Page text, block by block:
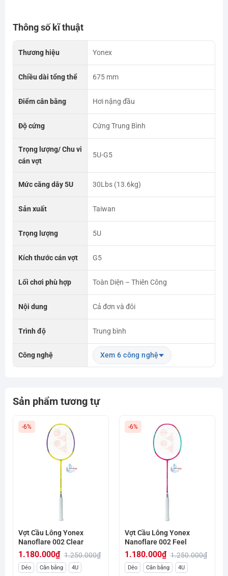
Thông số kĩ thuật
Thương hiệu Yonex
Chiều dài tổng thể 675 mm
Điểm cân bằng Hơi nặng đầu
Độ cứng Cứng Trung Bình
Trọng lượng/ Chu vi
cán vợt
5U-G5
Mức căng dây 5U 30Lbs (13.6kg)
Sản xuất Taiwan
Trọng lượng 5U
Kích thước cán vợt G5
Lối chơi phù hợp Toàn Diện – Thiên Công
Nội dung Cả đơn và đôi
Trình độ Trung bình
Công nghệ Xem 6 công nghệ
Sản phẩm tương tự
-6%
Vợt Cầu Lông Yonex
Nanoflare 002 Clear
1.250.000₫
Giá
1.180.000₫
Giá
Dẻo Cân bằng 4U
-6%
Vợt Cầu Lông Yonex
Nanoflare 002 Feel
1.250.000₫
Giá
1.180.000₫
Giá
Dẻo Cân bằng 4U